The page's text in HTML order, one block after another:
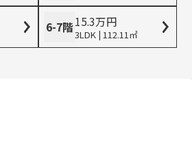
6-7階15.3万円
3LDK | 112.11㎡